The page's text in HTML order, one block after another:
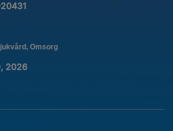
Omsorg
2026